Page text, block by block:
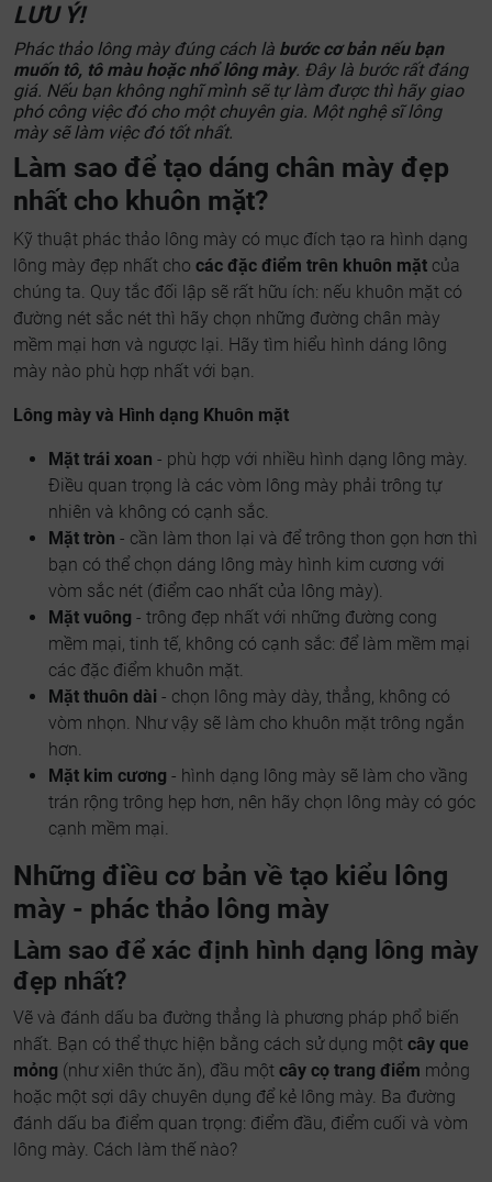
LƯU Ý!
Phác thảo lông mày đúng cách là bước cơ bản nếu bạn
muốn tô, tô màu hoặc nhổ lông mày. Đây là bước rất đáng
giá. Nếu bạn không nghĩ mình sẽ tự làm được thì hãy giao
phó công việc đó cho một chuyên gia. Một nghệ sĩ lông
mày sẽ làm việc đó tốt nhất.
Làm sao để tạo dáng chân mày đẹp
nhất cho khuôn mặt?
Kỹ thuật phác thảo lông mày có mục đích tạo ra hình dạng
lông mày đẹp nhất cho các đặc điểm trên khuôn mặt của
chúng ta. Quy tắc đối lập sẽ rất hữu ích: nếu khuôn mặt có
đường nét sắc nét thì hãy chọn những đường chân mày
mềm mại hơn và ngược lại. Hãy tìm hiểu hình dáng lông
mày nào phù hợp nhất với bạn.
Lông mày và Hình dạng Khuôn mặt
Mặt trái xoan - phù hợp với nhiều hình dạng lông mày.
Điều quan trọng là các vòm lông mày phải trông tự
nhiên và không có cạnh sắc.
Mặt tròn - cần làm thon lại và để trông thon gọn hơn thì
bạn có thể chọn dáng lông mày hình kim cương với
vòm sắc nét (điểm cao nhất của lông mày).
Mặt vuông - trông đẹp nhất với những đường cong
mềm mại, tinh tế, không có cạnh sắc: để làm mềm mại
các đặc điểm khuôn mặt.
Mặt thuôn dài - chọn lông mày dày, thẳng, không có
vòm nhọn. Như vậy sẽ làm cho khuôn mặt trông ngắn
hơn.
Mặt kim cương - hình dạng lông mày sẽ làm cho vầng
trán rộng trông hẹp hơn, nên hãy chọn lông mày có góc
cạnh mềm mại.
Những điều cơ bản về tạo kiểu lông
mày - phác thảo lông mày
Làm sao để xác định hình dạng lông mày
đẹp nhất?
Vẽ và đánh dấu ba đường thẳng là phương pháp phổ biến
nhất. Bạn có thể thực hiện bằng cách sử dụng một cây que
mỏng (như xiên thức ăn), đầu một cây cọ trang điểm mỏng
hoặc một sợi dây chuyên dụng để kẻ lông mày. Ba đường
đánh dấu ba điểm quan trọng: điểm đầu, điểm cuối và vòm
lông mày. Cách làm thế nào?